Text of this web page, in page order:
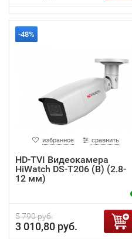
-48%
избранное сравнить
HD-TVI Видеокамера
HiWatch DS-T206 (B) (2.8-
12 мм)
5 790 руб.
3 010,80 руб.